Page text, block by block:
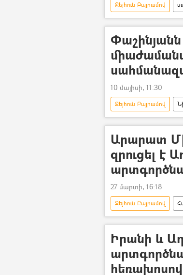
Ջեյհուն Բայրամով
Ադրբեջան
10 մայիսի, 11:30
Ջեյհուն Բայրամով
Դեմարկացիա
Արարատ
զրուցել է
27 մարտի, 16:18
Ջեյհուն Բայրամով
Իրանի և